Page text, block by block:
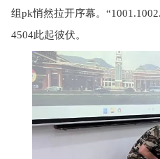
组pk悄然拉开序幕。
4504此起彼伏。